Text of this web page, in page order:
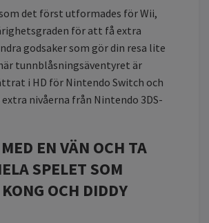
det först utformades för Wii,
för att få extra
godsaker som gör din resa lite
tunnblåsningsäventyret är
i HD för Nintendo Switch och
nivåerna från Nintendo 3DS-
EN VÄN OCH TA
SPELET SOM
OCH DIDDY